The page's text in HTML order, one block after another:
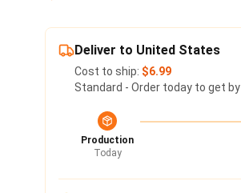
Deliver to United States
Cost to ship: $6.99
Standard - Order today to get by
Production
Today